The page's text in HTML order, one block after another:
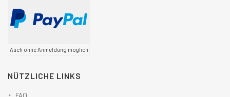
Auch ohne Anmeldung möglich
NÜTZLICHE LINKS